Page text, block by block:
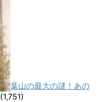
葉山の最大の謎！あの
(1,751)